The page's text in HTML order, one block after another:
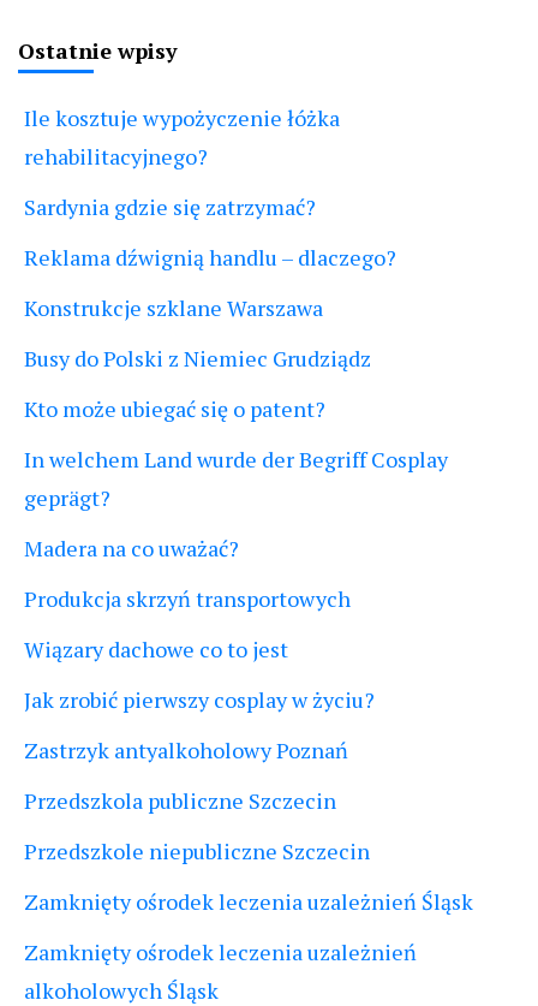
Ostatnie wpisy
Ile kosztuje wypożyczenie łóżka
rehabilitacyjnego?
Sardynia gdzie się zatrzymać?
Reklama dźwignią handlu – dlaczego?
Konstrukcje szklane Warszawa
Busy do Polski z Niemiec Grudziądz
Kto może ubiegać się o patent?
In welchem Land wurde der Begriff Cosplay
geprägt?
Madera na co uważać?
Produkcja skrzyń transportowych
Wiązary dachowe co to jest
Jak zrobić pierwszy cosplay w życiu?
Zastrzyk antyalkoholowy Poznań
Przedszkola publiczne Szczecin
Przedszkole niepubliczne Szczecin
Zamknięty ośrodek leczenia uzależnień Śląsk
Zamknięty ośrodek leczenia uzależnień
alkoholowych Śląsk